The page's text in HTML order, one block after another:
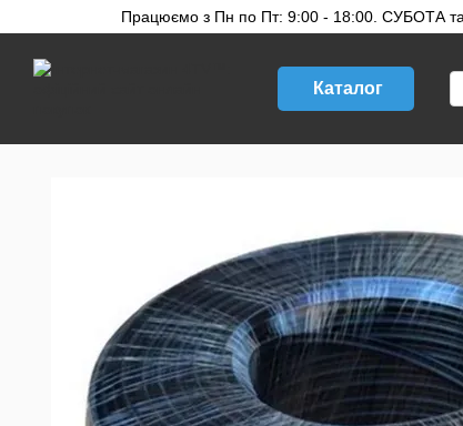
Перейти до основного контенту
Працюємо з Пн по Пт: 9:00 - 18:00. СУБОТА та
Каталог